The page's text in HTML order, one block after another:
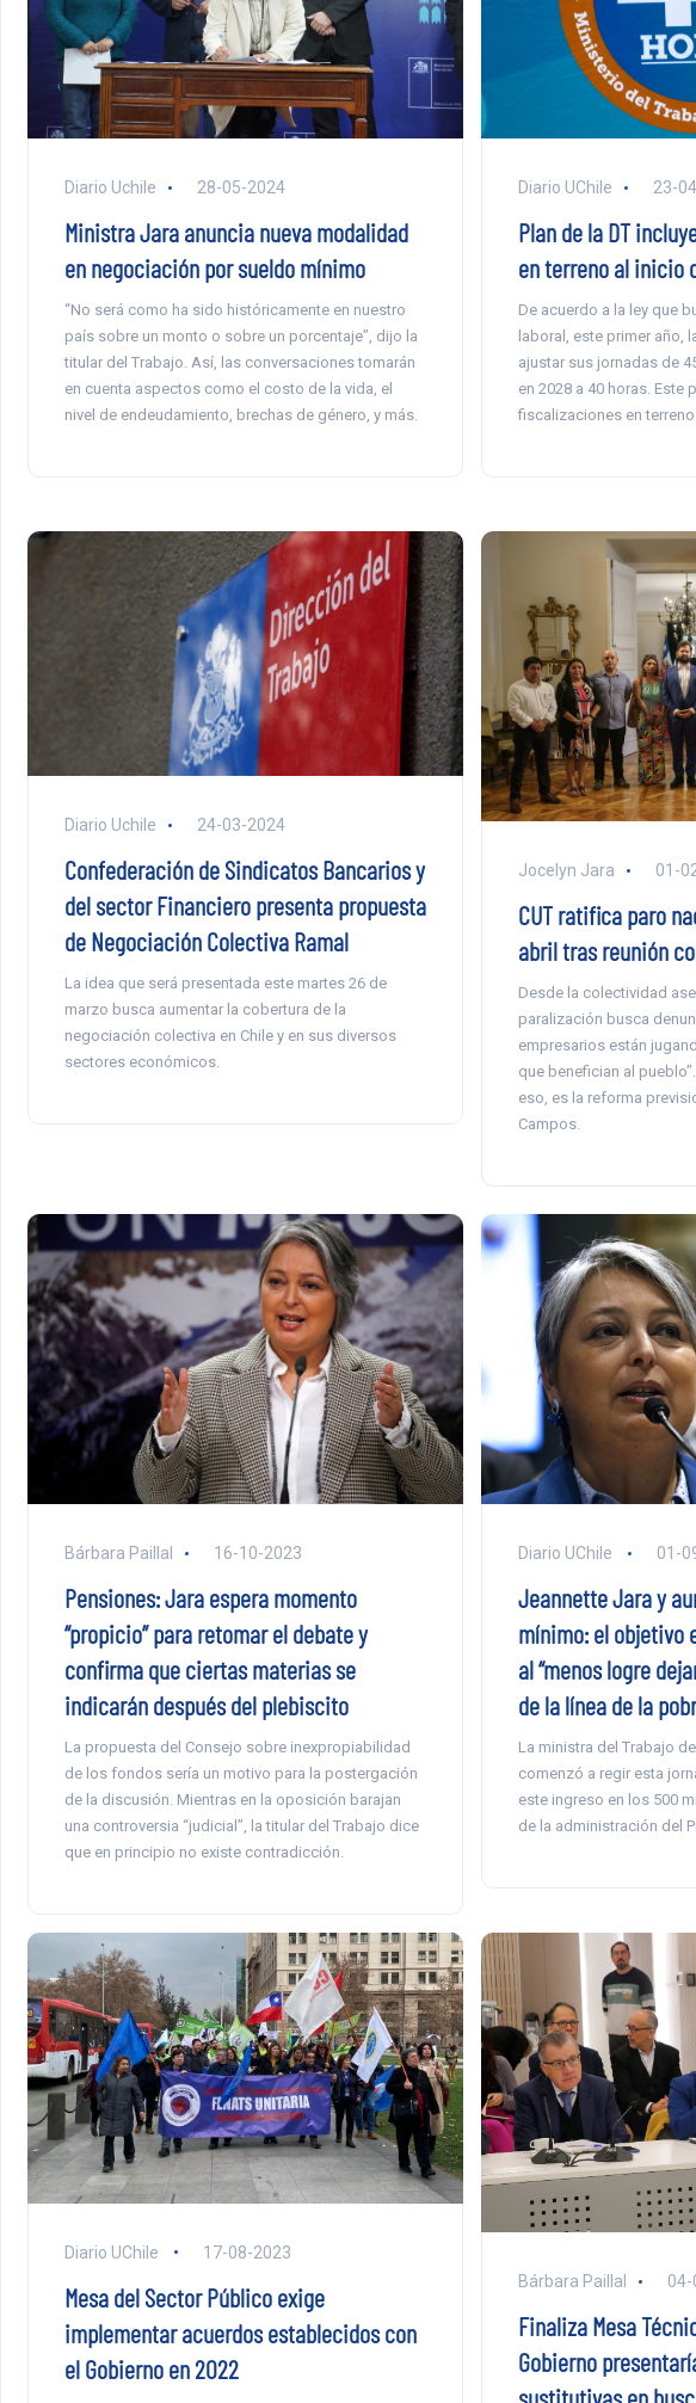
Diario Uchile 28-05-2024
Ministra Jara anuncia nueva modalidad
en negociación por sueldo mínimo
“No será como ha sido históricamente en nuestro
país sobre un monto o sobre un porcentaje”, dijo la
titular del Trabajo. Así, las conversaciones tomarán
en cuenta aspectos como el costo de la vida, el
nivel de endeudamiento, brechas de género, y más.
Diario UChile 23-
Plan de la DT
en terreno al inicio
De acuerdo a la ley que
laboral, este primer año,
ajustar sus jornadas de
en 2028 a 40 horas. Este
fiscalizaciones en terreno.
Diario Uchile 24-03-2024
Confederación de Sindicatos Bancarios y
del sector Financiero presenta propuesta
de Negociación Colectiva Ramal
La idea que será presentada este martes 26 de
marzo busca aumentar la cobertura de la
negociación colectiva en Chile y en sus diversos
sectores económicos.
Jocelyn Jara 01-
CUT ratifica paro
abril tras reunión
Desde la colectividad
paralización busca
empresarios están
que benefician al
eso, es la reforma
Campos.
Bárbara Paillal 16-10-2023
Pensiones: Jara espera momento
“propicio” para retomar el debate y
confirma que ciertas materias se
indicarán después del plebiscito
La propuesta del Consejo sobre inexpropiabilidad
de los fondos sería un motivo para la postergación
de la discusión. Mientras en la oposición barajan
una controversia “judicial”, la titular del Trabajo dice
que en principio no existe contradicción.
Diario UChile 01-
Jeannette Jara y
mínimo: el objetivo
al “menos logre
de la línea de la
La ministra del Trabajo
comenzó a regir esta
este ingreso en los 500
de la administración del
Diario UChile 17-08-2023
Mesa del Sector Público exige
implementar acuerdos establecidos con
el Gobierno en 2022
Bárbara Paillal
Finaliza Mesa
Gobierno